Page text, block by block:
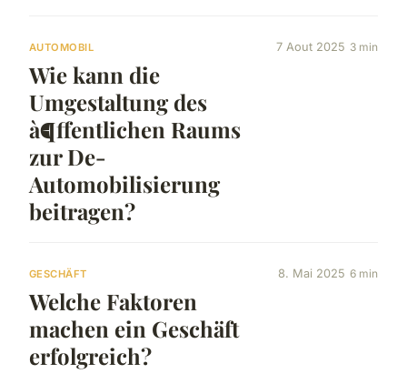
AUTOMOBIL
Wie kann die
Umgestaltung des
à¶ffentlichen Raums
zur De-
Automobilisierung
beitragen?
7 Aout 2025 3 min
GESCHÄFT
Welche Faktoren
machen ein Geschäft
erfolgreich?
8. Mai 2025 6 min